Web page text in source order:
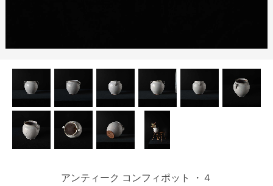
アンティーク コンフィポット ・４